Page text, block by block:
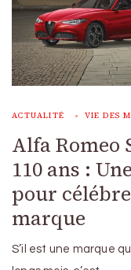
ACTUALITÉ VIE DES
Alfa Romeo
110 ans :
pour
marque
S’il est une marque